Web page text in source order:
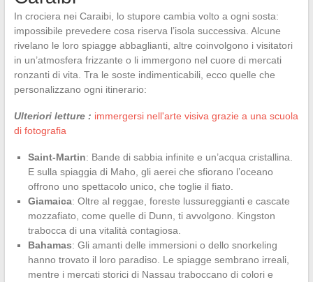
In crociera nei Caraibi, lo stupore cambia volto a ogni sosta:
impossibile prevedere cosa riserva l’isola successiva. Alcune
rivelano le loro spiagge abbaglianti, altre coinvolgono i visitatori
in un’atmosfera frizzante o li immergono nel cuore di mercati
ronzanti di vita. Tra le soste indimenticabili, ecco quelle che
personalizzano ogni itinerario:
Ulteriori letture : immergersi nell'arte visiva grazie a una scuola
di fotografia
Saint-Martin: Bande di sabbia infinite e un’acqua cristallina.
E sulla spiaggia di Maho, gli aerei che sfiorano l’oceano
offrono uno spettacolo unico, che toglie il fiato.
Giamaica: Oltre al reggae, foreste lussureggianti e cascate
mozzafiato, come quelle di Dunn, ti avvolgono. Kingston
trabocca di una vitalità contagiosa.
Bahamas: Gli amanti delle immersioni o dello snorkeling
hanno trovato il loro paradiso. Le spiagge sembrano irreali,
mentre i mercati storici di Nassau traboccano di colori e